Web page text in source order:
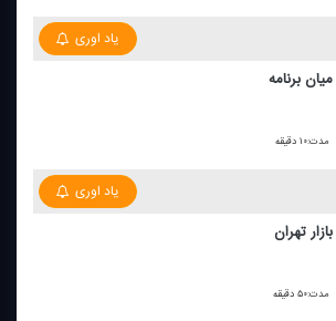
یاد اوری
میان برنامه
مدت:۱۰ دقیقه
یاد اوری
بازار تهران
مدت:۵۰ دقیقه